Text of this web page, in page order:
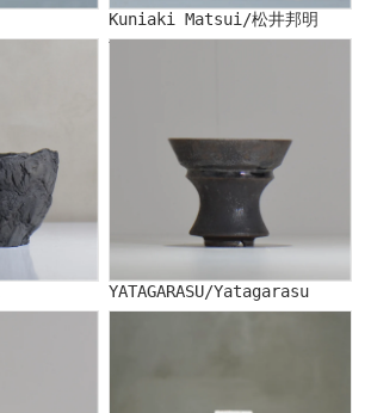
Kuniaki Matsui/松井邦明
YATAGARASU/Yatagarasu
YATAGARASU/Yatagarasu